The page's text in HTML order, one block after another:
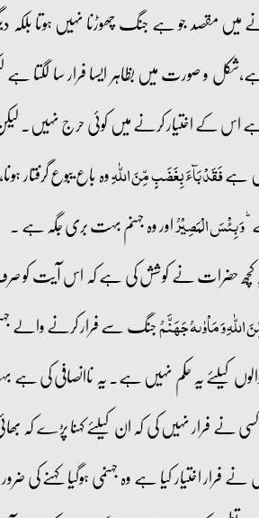
میں مقصد جو ہے جنگ چھوڑنا نہیں ہوتا بلکہ
و صورت میں بظاہر ایسا فرار سا لگتا
کے اختیار کرنے میں کوئی حرج نہیں۔ لیکن
ہےفَقَدۡ بَآءَ بِغَضَبٍ مِّنَ اللّٰہِوہ باع یبوع گرفتار
ؕ وَ بِئۡسَ الۡمَصِیۡرُاور وہ جہنم بہت بری جگہ ہے ۔
حضرات نے کوشش کی ہے کہ اس آیت کو
وَ مَاۡوٰىہُ جَہَنَّمُجنگ سے فرار کرنے والے
کیلئے یہ حکم نہیں ہے۔ یہ ناانصافی کی
نے فرار نہیں کی کہ ان کیلئے کہنا پڑے کہ
فرار اختیار کیا ہے وہ جہنمی ہوگیا کہنے کی